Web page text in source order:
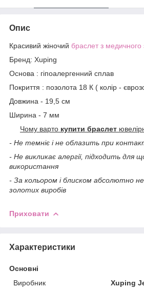
Опис
Красивий жіночий браслет з медичного
Бренд: Xuping
Основа : гіпоалергенний сплав
Покриття : позолота 18 К ( колір -
Довжина - 19,5 см
Ширина - 7 мм
Чому варто купити браслет
- Не темніє і не облазить при
- Не викликає алергії, підходить для
використання
- За кольором і блиском абсолютно не
золотих виробів
Приховати
Характеристики
Основні
Виробник
Xuping